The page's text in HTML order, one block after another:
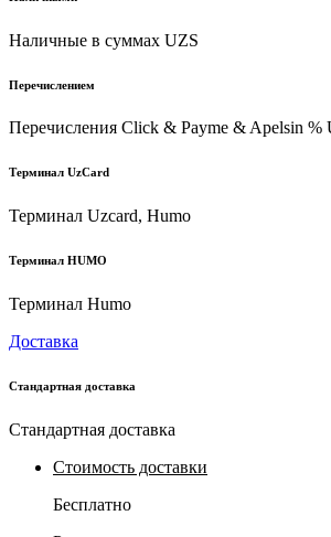
Наличные в суммах UZS
Перечислением
Перечисления Click & Payme & Apelsin %
Терминал UzCard
Терминал Uzcard, Humo
Терминал HUMO
Терминал Humo
Доставка
Стандартная доставка
Стандартная доставка
Стоимость доставки
Бесплатно